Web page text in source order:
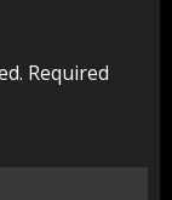
Required